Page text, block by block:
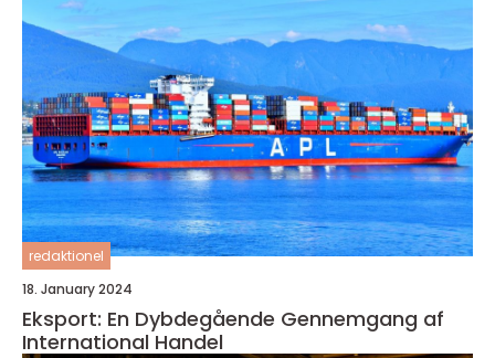
redaktionel
18. January 2024
Eksport: En Dybdegående Gennemgang af
International Handel